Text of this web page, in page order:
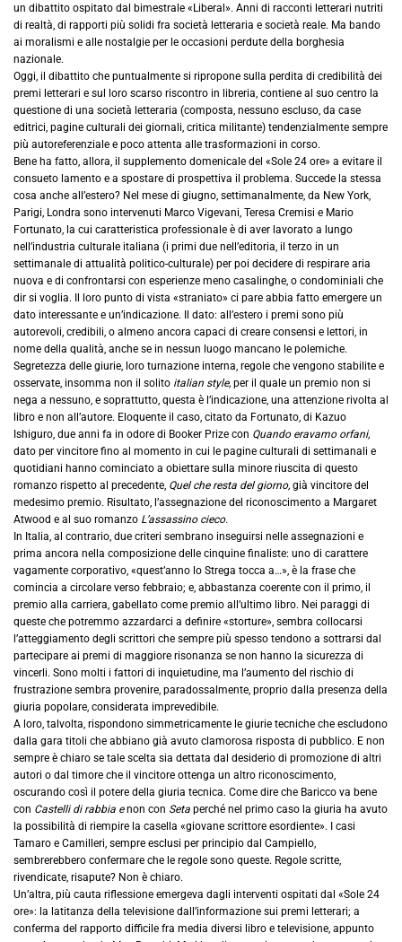
un dibattito ospitato dal bimestrale «Liberal». Anni di racconti letterari nutriti
di realtà, di rapporti più solidi fra società letteraria e società reale. Ma bando
ai moralismi e alle nostalgie per le occasioni perdute della borghesia
nazionale.
Oggi, il dibattito che puntualmente si ripropone sulla perdita di credibilità dei
premi letterari e sul loro scarso riscontro in libreria, contiene al suo centro la
questione di una società letteraria (composta, nessuno escluso, da case
editrici, pagine culturali dei giornali, critica militante) tendenzialmente sempre
più autoreferenziale e poco attenta alle trasformazioni in corso.
Bene ha fatto, allora, il supplemento domenicale del «Sole 24 ore» a evitare il
consueto lamento e a spostare di prospettiva il problema. Succede la stessa
cosa anche all’estero? Nel mese di giugno, settimanalmente, da New York,
Parigi, Londra sono intervenuti Marco Vigevani, Teresa Cremisi e Mario
Fortunato, la cui caratteristica professionale è di aver lavorato a lungo
nell’industria culturale italiana (i primi due nell’editoria, il terzo in un
settimanale di attualità politico-culturale) per poi decidere di respirare aria
nuova e di confrontarsi con esperienze meno casalinghe, o condominiali che
dir si voglia. Il loro punto di vista «straniato» ci pare abbia fatto emergere un
dato interessante e un’indicazione. Il dato: all’estero i premi sono più
autorevoli, credibili, o almeno ancora capaci di creare consensi e lettori, in
nome della qualità, anche se in nessun luogo mancano le polemiche.
Segretezza delle giurie, loro turnazione interna, regole che vengono stabilite e
osservate, insomma non il solito italian style, per il quale un premio non si
nega a nessuno, e soprattutto, questa è l’indicazione, una attenzione rivolta al
libro e non all’autore. Eloquente il caso, citato da Fortunato, di Kazuo
Ishiguro, due anni fa in odore di Booker Prize con Quando eravamo orfani,
dato per vincitore fino al momento in cui le pagine culturali di settimanali e
quotidiani hanno cominciato a obiettare sulla minore riuscita di questo
romanzo rispetto al precedente, Quel che resta del giorno, già vincitore del
medesimo premio. Risultato, l’assegnazione del riconoscimento a Margaret
Atwood e al suo romanzo L’assassino cieco.
In Italia, al contrario, due criteri sembrano inseguirsi nelle assegnazioni e
prima ancora nella composizione delle cinquine finaliste: uno di carattere
vagamente corporativo, «quest’anno lo Strega tocca a…», è la frase che
comincia a circolare verso febbraio; e, abbastanza coerente con il primo, il
premio alla carriera, gabellato come premio all’ultimo libro. Nei paraggi di
queste che potremmo azzardarci a definire «storture», sembra collocarsi
l’atteggiamento degli scrittori che sempre più spesso tendono a sottrarsi dal
partecipare ai premi di maggiore risonanza se non hanno la sicurezza di
vincerli. Sono molti i fattori di inquietudine, ma l’aumento del rischio di
frustrazione sembra provenire, paradossalmente, proprio dalla presenza della
giuria popolare, considerata imprevedibile.
A loro, talvolta, rispondono simmetricamente le giurie tecniche che escludono
dalla gara titoli che abbiano già avuto clamorosa risposta di pubblico. E non
sempre è chiaro se tale scelta sia dettata dal desiderio di promozione di altri
autori o dal timore che il vincitore ottenga un altro riconoscimento,
oscurando così il potere della giuria tecnica. Come dire che Baricco va bene
con Castelli di rabbia enon con Seta perché nel primo caso la giuria ha avuto
la possibilità di riempire la casella «giovane scrittore esordiente». I casi
Tamaro e Camilleri, sempre esclusi per principio dal Campiello,
sembrerebbero confermare che le regole sono queste. Regole scritte,
rivendicate, risapute? Non è chiaro.
Un’altra, più cauta riflessione emergeva dagli interventi ospitati dal «Sole 24
ore»: la latitanza della televisione dall’informazione sui premi letterari; a
conferma del rapporto difficile fra media diversi libro e televisione, appunto